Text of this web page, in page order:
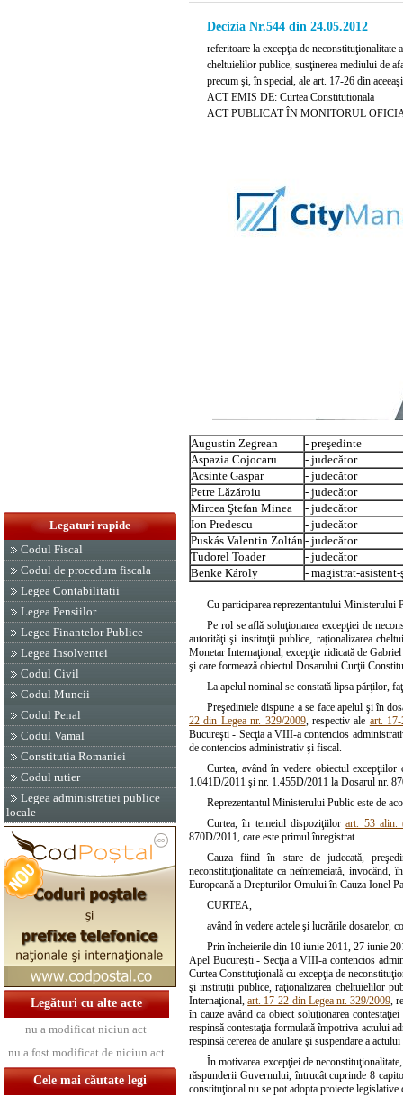
Legaturi rapide
Codul Fiscal
Codul de procedura fiscala
Legea Contabilitatii
Legea Pensiilor
Legea Finantelor Publice
Legea Insolventei
Codul Civil
Codul Muncii
Codul Penal
Codul Vamal
Constitutia Romaniei
Codul rutier
Legea administratiei publice
locale
Legături cu alte acte
nu a modificat niciun act
nu a fost modificat de niciun act
Cele mai căutate legi
Decizia Nr.544 din 24.05.2012
referitoare la excepţia de
cheltuielilor publice, susţinerea mediului de
precum şi, în special, ale art. 17-26 din
ACT EMIS DE: Curtea Constitutionala
ACT PUBLICAT ÎN MONITORUL
Augustin Zegrean
- preşedinte
Aspazia Cojocaru
- judecător
Acsinte Gaspar
- judecător
Petre Lăzăroiu
- judecător
Mircea Ştefan Minea
- judecător
Ion Predescu
- judecător
Puskás Valentin Zoltán- judecător
Tudorel Toader
- judecător
Benke Károly
- magistrat-asistent-
Cu participarea reprezentantului Ministerului
Pe rol se află soluţionarea excepţiei de
autorităţi şi instituţii publice, raţionalizarea
Monetar Internaţional, excepţie ridicată de
şi care formează obiectul Dosarului Curţii
La apelul nominal se constată lipsa părţilor,
Preşedintele dispune a se face apelul şi în
22 din Legea nr. 329/2009, respectiv ale art.
Bucureşti - Secţia a VIII-a contencios
de contencios administrativ şi fiscal.
Curtea, având în vedere obiectul
1.041D/2011 şi nr. 1.455D/2011 la Dosarul nr.
Reprezentantul Ministerului Public este de
Curtea, în temeiul dispoziţiilorart. 53 alin.
870D/2011, care este primul înregistrat.
Cauza fiind în stare de judecată,
neconstituţionalitate ca neîntemeiată,
Europeană a Drepturilor Omului în Cauza Ionel
CURTEA,
având în vedere actele şi lucrările dosarelor,
Prin încheierile din 10 iunie 2011, 27 iunie
Apel Bucureşti - Secţia a VIII-a contencios
Curtea Constituţională cu excepţia de
şi instituţii publice, raţionalizarea cheltuielilor
Internaţional,art. 17-22 din Legea nr. 329/2009 ,
în cauze având ca obiect soluţionarea
respinsă contestaţia formulată împotriva actului
respinsă cererea de anulare şi suspendare a
În motivarea excepţiei de
răspunderii Guvernului, întrucât cuprinde 8
constituţional nu se pot adopta proiecte